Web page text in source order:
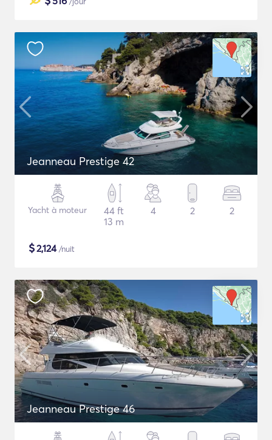
Jeanneau Prestige 42
Yacht à moteur
44 ft
13 m
4 2 2
$2,124/nuit
Jeanneau Prestige 46